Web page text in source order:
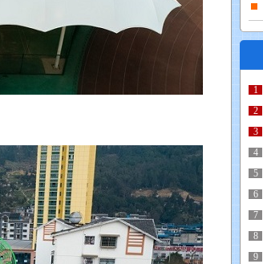
1
2
3
4
5
6
7
8
9